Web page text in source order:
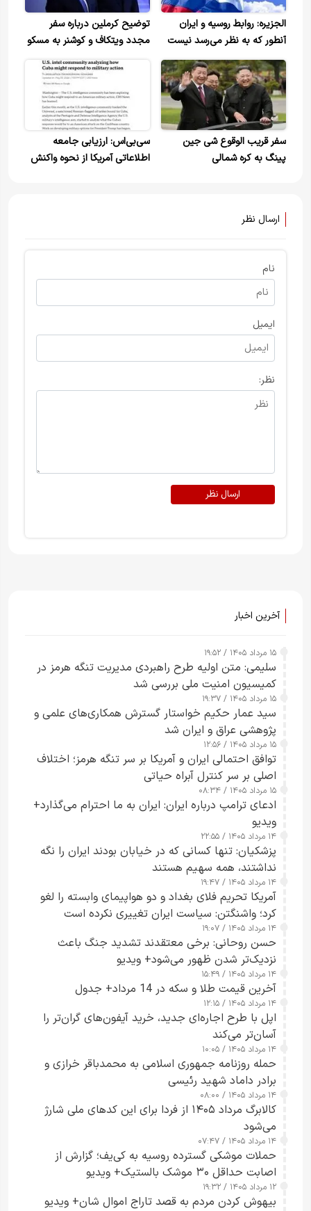
الجزیره: روابط روسیه و ایران
آنطور که به نظر می‌رسد نیست
/هدف مسکو تضمین عدم انزوا،
فرسایش یا شکست استراتژیک
ایران است
توضیح کرملین درباره سفر
مجدد ویتکاف و کوشنر به مسکو
سفر قریب الوقوع شی جین
پینگ به کره شمالی
سی‌بی‌اس: ارزیابی جامعه
اطلاعاتی آمریکا از نحوه واکنش
ارسال نظر
نام
ایمیل
نظر:
ارسال نظر
آخرین اخبار
۱۵ مرداد ۱۴۰۵ / ۱۹:۵۲
سلیمی: متن اولیه طرح راهبردی مدیریت تنگه هرمز در
کمیسیون امنیت ملی بررسی شد
۱۵ مرداد ۱۴۰۵ / ۱۹:۳۷
سید عمار حکیم خواستار گسترش همکاری‌های علمی و
پژوهشی عراق و ایران شد
۱۵ مرداد ۱۴۰۵ / ۱۲:۵۶
توافق احتمالی ایران و آمریکا بر سر تنگه هرمز؛ اختلاف
اصلی بر سر کنترل آبراه حیاتی
۱۵ مرداد ۱۴۰۵ / ۰۸:۳۴
ادعای ترامپ درباره ایران: ایران به ما احترام می‌گذارد+
ویدیو
۱۴ مرداد ۱۴۰۵ / ۲۲:۵۵
پزشکیان: تنها کسانی که در خیابان بودند ایران را نگه
نداشتند، همه سهیم هستند
۱۴ مرداد ۱۴۰۵ / ۱۹:۴۷
آمریکا تحریم فلای بغداد و دو هواپیمای وابسته را لغو
کرد؛ واشنگتن: سیاست ایران تغییری نکرده است
۱۴ مرداد ۱۴۰۵ / ۱۹:۰۷
حسن روحانی: برخی معتقدند تشدید جنگ باعث
نزدیک‌تر شدن ظهور می‌شود+ ویدیو
۱۴ مرداد ۱۴۰۵ / ۱۵:۴۹
آخرین قیمت طلا و سکه در 14 مرداد+ جدول
۱۴ مرداد ۱۴۰۵ / ۱۲:۱۵
اپل با طرح اجاره‌ای جدید، خرید آیفون‌های گران‌تر را
آسان‌تر می‌کند
۱۴ مرداد ۱۴۰۵ / ۱۰:۰۵
حمله روزنامه جمهوری اسلامی به محمدباقر خرازی و
برادر داماد شهید رئیسی
۱۴ مرداد ۱۴۰۵ / ۰۸:۰۰
کالابرگ مرداد ۱۴۰۵ از فردا برای این کدهای ملی شارژ
می‌شود
۱۴ مرداد ۱۴۰۵ / ۰۷:۴۷
حملات موشکی گسترده روسیه به کی‌یف؛ گزارش از
اصابت حداقل ۳۰ موشک بالستیک+ ویدیو
۱۲ مرداد ۱۴۰۵ / ۱۹:۳۲
بیهوش کردن مردم به قصد تاراج اموال شان+ ویدیو